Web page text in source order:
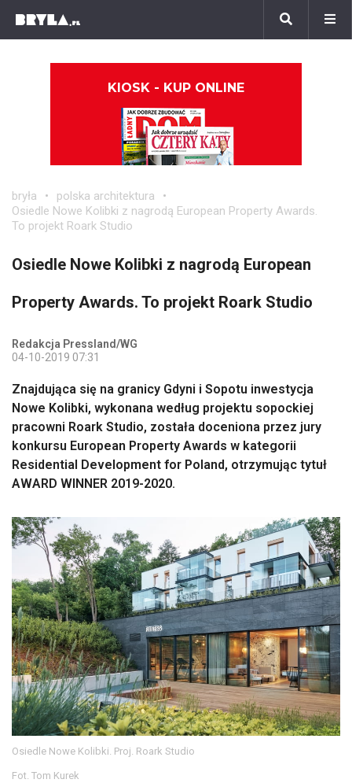
KIOSK - KUP ONLINE
bryła
polska architektura
Osiedle Nowe Kolibki z nagrodą European Property Awards.
To projekt Roark Studio
Osiedle Nowe Kolibki z nagrodą European
Property Awards. To projekt Roark Studio
Redakcja Pressland/WG
04-10-2019 07:31
Znajdująca się na granicy Gdyni i Sopotu inwestycja
Nowe Kolibki, wykonana według projektu sopockiej
pracowni Roark Studio, została doceniona przez jury
konkursu European Property Awards w kategorii
Residential Development for Poland, otrzymując tytuł
AWARD WINNER 2019-2020.
Osiedle Nowe Kolibki. Proj. Roark Studio
Fot. Tom Kurek